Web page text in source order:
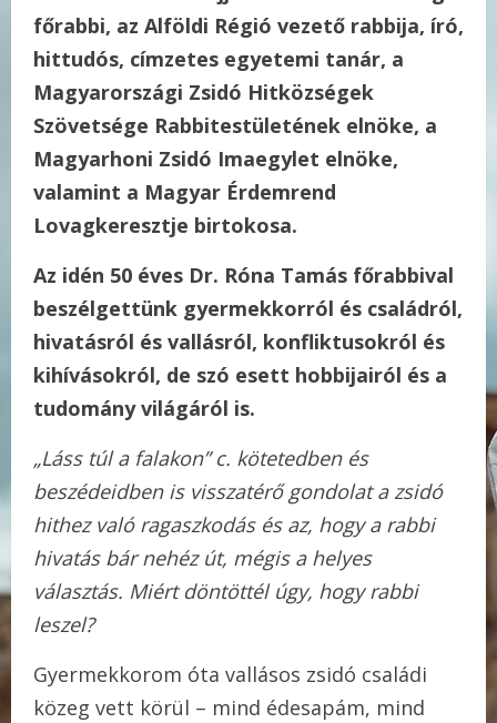
főrabbi, az Alföldi Régió vezető rabbija, író,
hittudós, címzetes egyetemi tanár, a
Magyarországi Zsidó Hitközségek
Szövetsége Rabbitestületének elnöke, a
Magyarhoni Zsidó Imaegylet elnöke,
valamint a Magyar Érdemrend
Lovagkeresztje birtokosa.
Az idén 50 éves Dr. Róna Tamás főrabbival
beszélgettünk gyermekkorról és családról,
hivatásról és vallásról, konfliktusokról és
kihívásokról, de szó esett hobbijairól és a
tudomány világáról is.
„Láss túl a falakon” c. kötetedben és
beszédeidben is visszatérő gondolat a zsidó
hithez való ragaszkodás és az, hogy a rabbi
hivatás bár nehéz út, mégis a helyes
választás. Miért döntöttél úgy, hogy rabbi
leszel?
Gyermekkorom óta vallásos zsidó családi
közeg vett körül – mind édesapám, mind